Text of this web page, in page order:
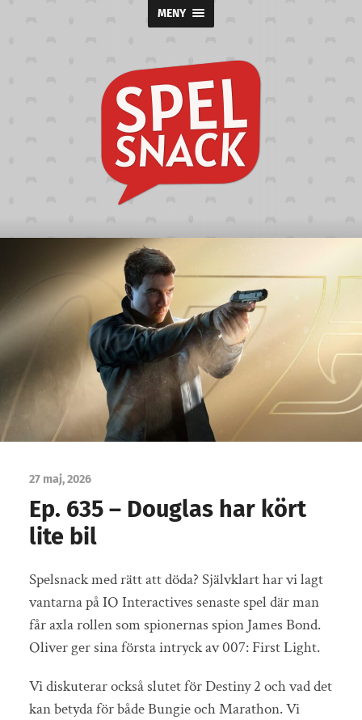
MENY
Spelsnack
27 maj, 2026
Ep. 635 – Douglas har kört
lite bil
Spelsnack med rätt att döda? Självklart har vi lagt
vantarna på IO Interactives senaste spel där man
får axla rollen som spionernas spion James Bond.
Oliver ger sina första intryck av 007: First Light.
Vi diskuterar också slutet för Destiny 2 och vad det
kan betyda för både Bungie och Marathon. Vi